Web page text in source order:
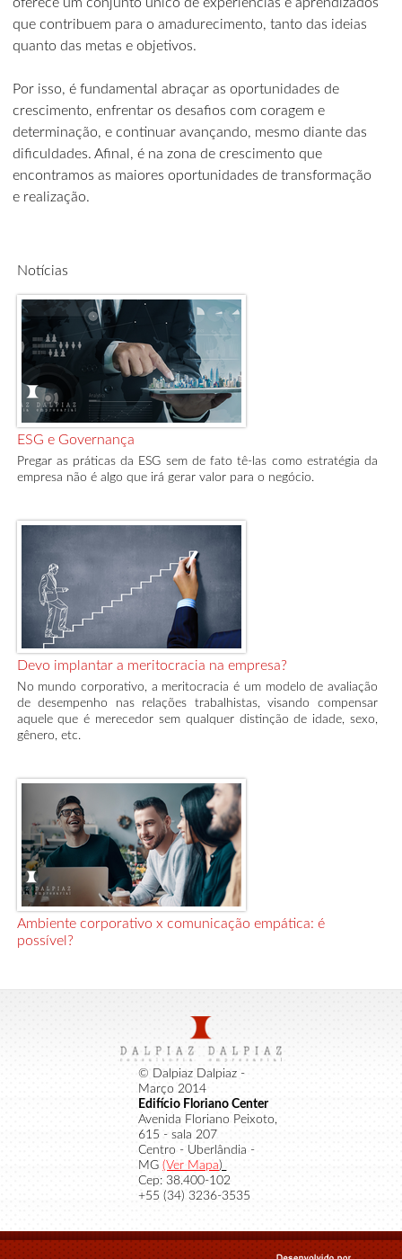
que contribuem para o amadurecimento, tanto das ideias
quanto das metas e objetivos.
Por isso, é fundamental abraçar as oportunidades de
crescimento, enfrentar os desafios com coragem e
determinação, e continuar avançando, mesmo diante das
dificuldades. Afinal, é na zona de crescimento que
encontramos as maiores oportunidades de transformação
e realização.
Notícias
ESG e Governança
Pregar as práticas da ESG sem de fato tê-las como estratégia da
empresa não é algo que irá gerar valor para o negócio.
Devo implantar a meritocracia na empresa?
No mundo corporativo, a meritocracia é um modelo de avaliação
de desempenho nas relações trabalhistas, visando compensar
aquele que é merecedor sem qualquer distinção de idade, sexo,
gênero, etc.
Ambiente corporativo x comunicação empática: é
possível?
© Dalpiaz Dalpiaz -
Março 2014
Edifício Floriano Center
Avenida Floriano Peixoto,
615 - sala 207
Centro - Uberlândia -
MG(Ver Mapa)
Cep: 38.400-102
+55 (34) 3236-3535